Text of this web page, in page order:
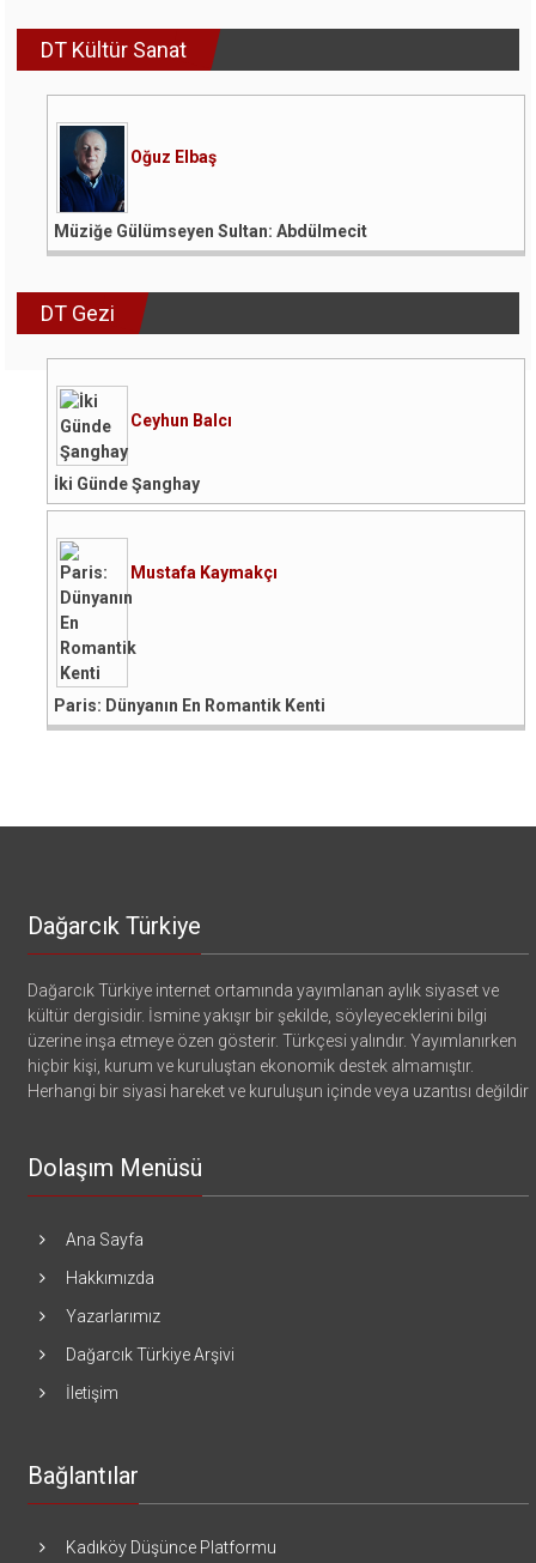
DT Kültür Sanat
Oğuz Elbaş
Müziğe Gülümseyen Sultan: Abdülmecit
DT Gezi
Ceyhun Balcı
İki Günde Şanghay
Mustafa Kaymakçı
Paris: Dünyanın En Romantik Kenti
Dağarcık Türkiye
Dağarcık Türkiye internet ortamında yayımlanan aylık siyaset ve
kültür dergisidir. İsmine yakışır bir şekilde, söyleyeceklerini bilgi
üzerine inşa etmeye özen gösterir. Türkçesi yalındır. Yayımlanırken
hiçbir kişi, kurum ve kuruluştan ekonomik destek almamıştır.
Herhangi bir siyasi hareket ve kuruluşun içinde veya uzantısı değildir
Dolaşım Menüsü
Ana Sayfa
Hakkımızda
Yazarlarımız
Dağarcık Türkiye Arşivi
İletişim
Bağlantılar
Kadıköy Düşünce Platformu